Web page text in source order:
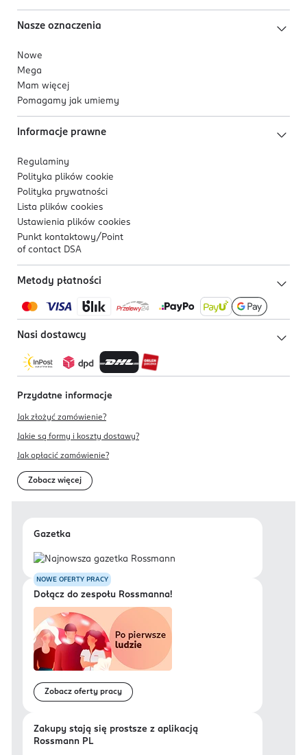
Nasze oznaczenia
Nowe
Mega
Mam więcej
Pomagamy jak umiemy
Informacje prawne
Regulaminy
Polityka plików cookie
Polityka prywatności
Lista plików cookies
Ustawienia plików cookies
Punkt kontaktowy/ Point
of contact DSA
Metody płatności
Nasi dostawcy
Przydatne informacje
Jak złożyć zamówienie?
Jakie są formy i koszty dostawy?
Jak opłacić zamówienie?
Zobacz więcej
Gazetka
NOWE OFERTY PRACY
Dołącz do zespołu Rossmanna!
Zobacz oferty pracy
Zakupy stają się prostsze z aplikacją
Rossmann PL